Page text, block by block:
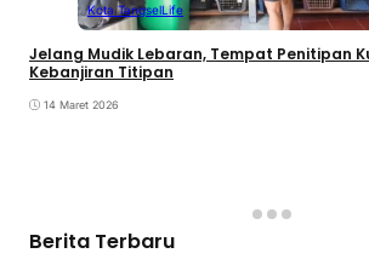
Kota TangselLife
Jelang Mudik Lebaran, Tempat Penitipan
Kebanjiran Titipan
14 Maret 2026
Berita Terbaru